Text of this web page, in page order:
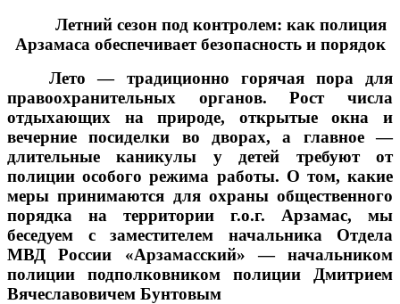
Летний сезон под контролем: как полиция
Арзамаса обеспечивает безопасность и порядок
Лето — традиционно горячая пора для
правоохранительных органов. Рост числа
отдыхающих на природе, открытые окна и
вечерние посиделки во дворах, а главное —
длительные каникулы у детей требуют от
полиции особого режима работы. О том, какие
меры принимаются для охраны общественного
порядка на территории г.о.г. Арзамас, мы
беседуем с заместителем начальника Отдела
МВД России «Арзамасский» — начальником
полиции подполковником полиции Дмитрием
Вячеславовичем Бунтовым